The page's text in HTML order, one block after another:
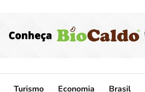
Turismo Economia Brasil